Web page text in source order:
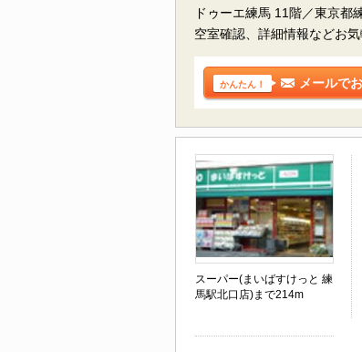
ドゥーエ練馬 11階／東京都
空室確認、詳細情報などお
かんたん！ メールで
スーパー(まいばすけっと 練
馬駅北口店)まで214m